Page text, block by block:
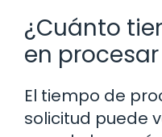
¿Cuánto
en
El tiempo de
solicitud puede